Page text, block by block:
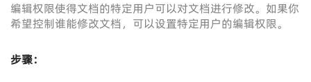
编辑权限使得文档的特定用户可以对文档进行修改。如果你
希望控制谁能修改文档，可以设置特定用户的编辑权限。
步骤：